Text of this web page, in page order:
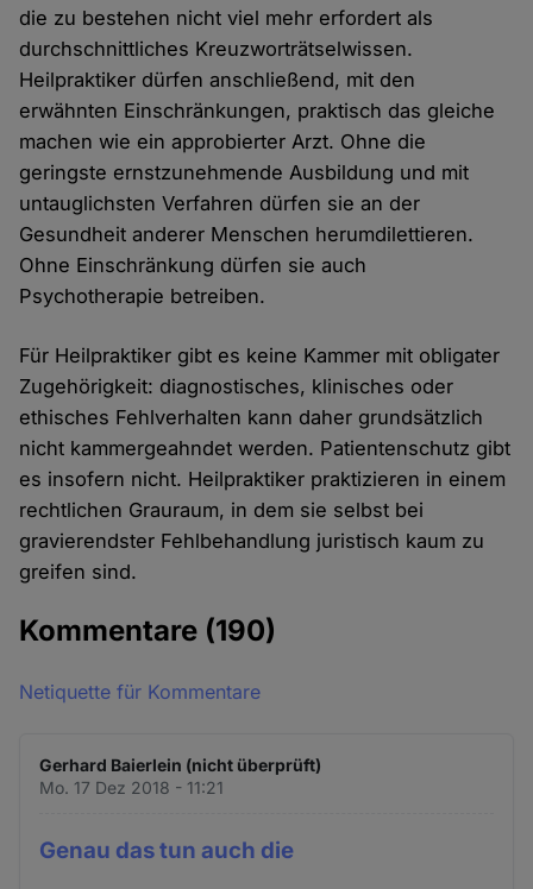
die zu bestehen nicht viel mehr erfordert als
durchschnittliches Kreuzworträtselwissen.
Heilpraktiker dürfen anschließend, mit den
erwähnten Einschränkungen, praktisch das gleiche
machen wie ein approbierter Arzt. Ohne die
geringste ernstzunehmende Ausbildung und mit
untauglichsten Verfahren dürfen sie an der
Gesundheit anderer Menschen herumdilettieren.
Ohne Einschränkung dürfen sie auch
Psychotherapie betreiben.
Für Heilpraktiker gibt es keine Kammer mit obligater
Zugehörigkeit: diagnostisches, klinisches oder
ethisches Fehlverhalten kann daher grundsätzlich
nicht kammergeahndet werden. Patientenschutz gibt
es insofern nicht. Heilpraktiker praktizieren in einem
rechtlichen Grauraum, in dem sie selbst bei
gravierendster Fehlbehandlung juristisch kaum zu
greifen sind.
Kommentare (190)
Netiquette für Kommentare
Gerhard Baierlein (nicht überprüft)
Mo. 17 Dez 2018 - 11:21
Genau das tun auch die